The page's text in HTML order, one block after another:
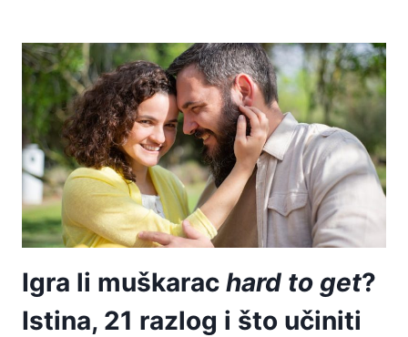
ŽELI
SAMO
PRIJATELJSTVO
IAKO
SE
NADAŠ
VIŠE
Igra li muškarac hard to get?
Istina, 21 razlog i što učiniti